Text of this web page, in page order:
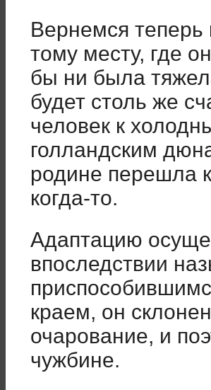
Вернемся теперь
тому месту, где
бы ни была
будет столь же
человек к
голландским
родине перешла
когда-то.
Адаптацию
впоследствии
краем, он
очарование, и
чужбине.